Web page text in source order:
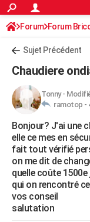
ACTUALITÉS
Politique
Société
Faits Divers
Education
Monde
Villes
+
FINANCE
Retraite
Impôts
Epargne
Immobilier
Risques naturels par
Banque
Assurance
Crédit
AUTO
Essais
Réserver un essai
Citadines
Berlines
SUV
Forum auto
+HIGH-TECH
Mobiles
Meilleur smartphone
Internet
Ordinateurs
Jeux vidéo
Guide high-tech
+BRICOLAGE
Forum
Aménagement intérieur
Extérieur
Cuisine
Salle de bains
Jardinage
Rangement
WEEK-END
Guides de France
Escapades
Patrimoine
Expositions
Musées
Week-end nature
LIFESTYLE
Forum Forum
Sujet Précédent
Chaudiere
Tonny-
ramotop -
Bonjour? J'ai une
elle ce mes en
fait tout vérifié
on me dit de
quelle coûte
qui on rencontré
vos conseil
salutation